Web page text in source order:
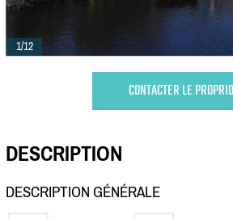
1/12
CONTACTER LE PROPRIO
DESCRIPTION
DESCRIPTION GÉNÉRALE